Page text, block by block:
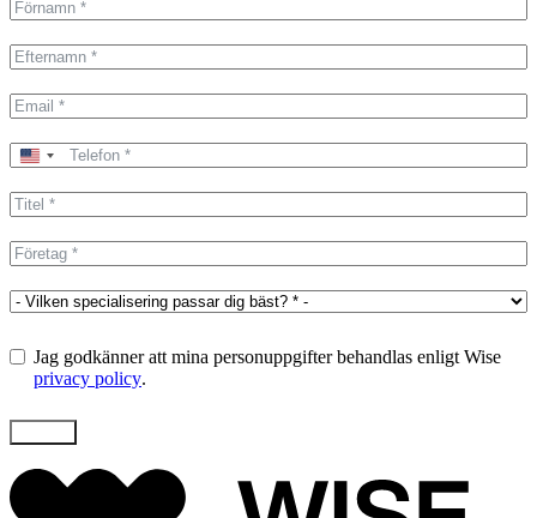
United
+1
Jag godkänner att mina personuppgifter behandlas enligt Wise
privacy policy.